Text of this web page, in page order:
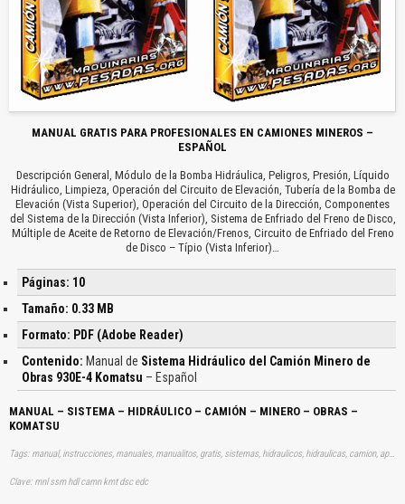
MANUAL GRATIS PARA PROFESIONALES EN CAMIONES MINEROS –
ESPAÑOL
Descripción General, Módulo de la Bomba Hidráulica, Peligros, Presión, Líquido
Hidráulico, Limpieza, Operación del Circuito de Elevación, Tubería de la Bomba de
Elevación (Vista Superior), Operación del Circuito de la Dirección, Componentes
del Sistema de la Dirección (Vista Inferior), Sistema de Enfriado del Freno de Disco,
Múltiple de Aceite de Retorno de Elevación/Frenos, Circuito de Enfriado del Freno
de Disco – Típio (Vista Inferior)…
Páginas: 10
Tamaño: 0.33 MB
Formato: PDF (Adobe Reader)
Contenido: Manual de Sistema Hidráulico del Camión Minero de
Obras 930E-4 Komatsu – Español
MANUAL – SISTEMA – HIDRÁULICO – CAMIÓN – MINERO – OBRAS –
KOMATSU
Tags: manual, instrucciones, manuales, manualitos, gratis, sistemas, hidraulicos, hidraulicas, camion, aprender, descargas
Clave: mnl ssm hdl camn kmt dsc edc